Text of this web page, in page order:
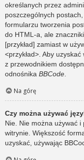
określanych przez
poszczególnych
formularzu tworzenia
do HTML-a, ale
[przykład] zamiast w
<przykład>. Aby
z przewodnikiem
odnośnika BBCode
Na górę
Czy można używać
Nie. Nie można używać
witrynie. Większość
uzyskać, używając